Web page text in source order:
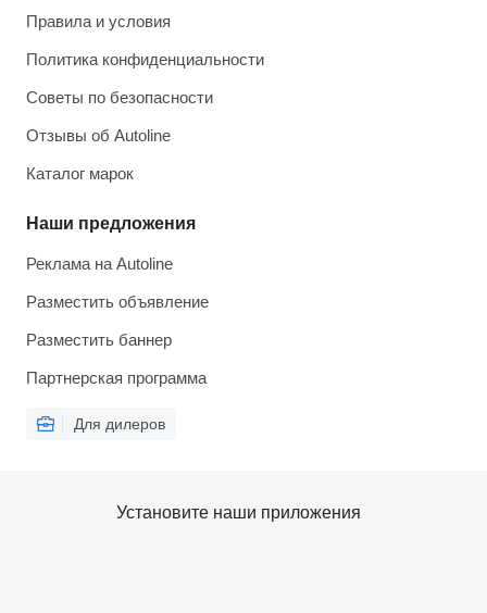
Правила и условия
Политика конфиденциальности
Советы по безопасности
Отзывы об Autoline
Каталог марок
Наши предложения
Реклама на Autoline
Разместить объявление
Разместить баннер
Партнерская программа
Для дилеров
Установите наши приложения